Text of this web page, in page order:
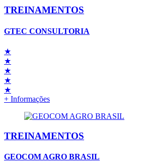
TREINAMENTOS
GTEC CONSULTORIA
★
★
★
★
★
+ Informações
TREINAMENTOS
GEOCOM AGRO BRASIL